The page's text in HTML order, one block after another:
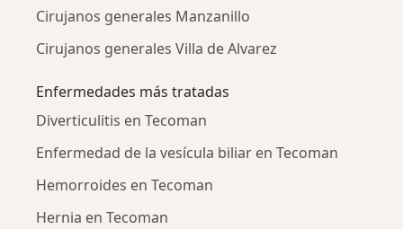
Cirujanos generales Manzanillo
Cirujanos generales Villa de Alvarez
Enfermedades más tratadas
Diverticulitis en Tecoman
Enfermedad de la vesícula biliar en Tecoman
Hemorroides en Tecoman
Hernia en Tecoman